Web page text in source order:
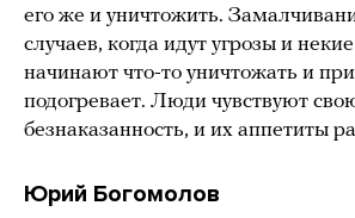
его же и уничтожить.
случаев, когда идут угрозы и
начинают что-то уничтожать и
подогревает. Люди чувствуют
безнаказанность, и их аппетиты
Юрий Богомолов